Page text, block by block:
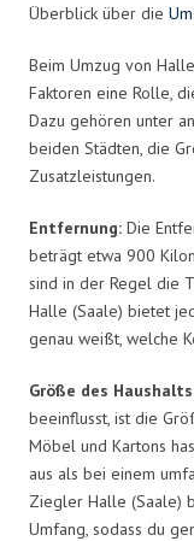
Überblick über die
Beim Umzug von
Faktoren eine Rolle,
Dazu gehören unter
beiden Städten, die
Zusatzleistungen.
Entfernung: Die
beträgt etwa 900
sind in der Regel die
Halle (Saale) bietet
genau weißt, welche
Größe des
beeinflusst, ist die
Möbel und Kartons
aus als bei einem
Ziegler Halle (Saale)
Umfang, sodass du